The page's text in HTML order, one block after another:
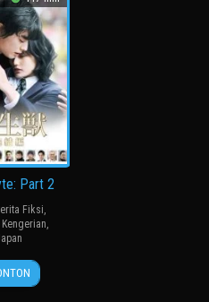
Part 2
Fiksi,
Kengerian,
25
Apr
Takashi
Yamazaki